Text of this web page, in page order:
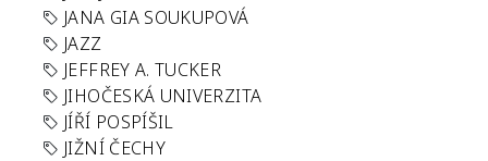
JANA GIA SOUKUPOVÁ
JAZZ
JEFFREY A. TUCKER
JIHOČESKÁ UNIVERZITA
JÍŘÍ POSPÍŠIL
JIŽNÍ ČECHY